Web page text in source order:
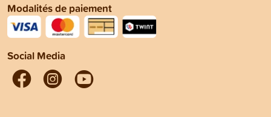
Modalités de paiement
Social Media